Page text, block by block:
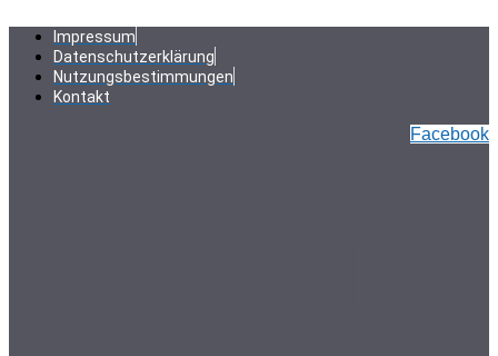
Inhalt
springen
Impressum
Datenschutzerklärung
Nutzungsbestimmungen
Kontakt
Facebook